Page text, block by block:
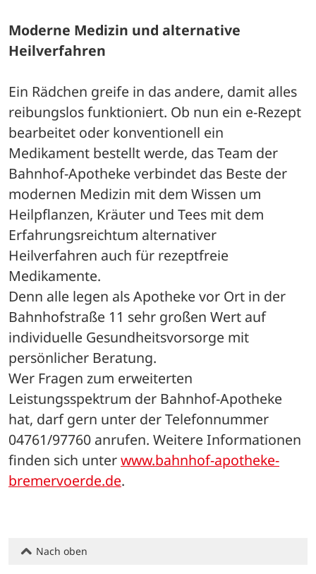
Moderne Medizin und alternative
Heilverfahren
Ein Rädchen greife in das andere, damit alles
reibungslos funktioniert. Ob nun ein e-Rezept
bearbeitet oder konventionell ein
Medikament bestellt werde, das Team der
Bahnhof-Apotheke verbindet das Beste der
modernen Medizin mit dem Wissen um
Heilpflanzen, Kräuter und Tees mit dem
Erfahrungsreichtum alternativer
Heilverfahren auch für rezeptfreie
Medikamente.
Denn alle legen als Apotheke vor Ort in der
Bahnhofstraße 11 sehr großen Wert auf
individuelle Gesundheitsvorsorge mit
persönlicher Beratung.
Wer Fragen zum erweiterten
Leistungsspektrum der Bahnhof-Apotheke
hat, darf gern unter der Telefonnummer
04761/97760 anrufen. Weitere Informationen
finden sich unter www.bahnhof-apotheke-
bremervoerde.de.
Nach oben